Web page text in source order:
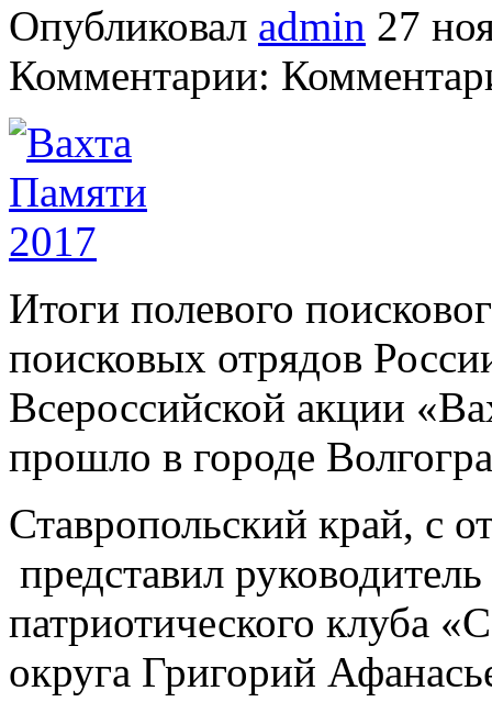
Опубликовал admin 27
Комментарии:
Итоги полевого
поисковых отрядов
Всероссийской акции
прошло в городе
Ставропольский край, с
представил
патриотического клуба
округа Григорий